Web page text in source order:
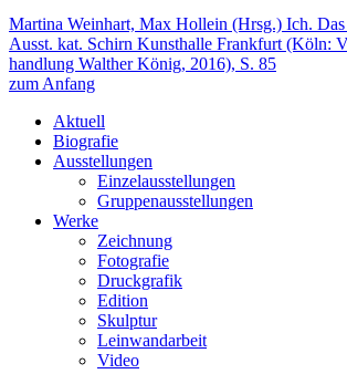
Martina Wein­hart, Max Hollein (Hrsg.) Ich.
Ausst. kat. Schirn Kunsthalle Frankfurt (Köln:
hand­lung Walt­her König, 2016), S. 85
zum Anfang
Aktuell
Biografie
Ausstellungen
Einzelausstellungen
Gruppenausstellungen
Werke
Zeichnung
Fotografie
Druckgrafik
Edition
Skulptur
Leinwandarbeit
Video